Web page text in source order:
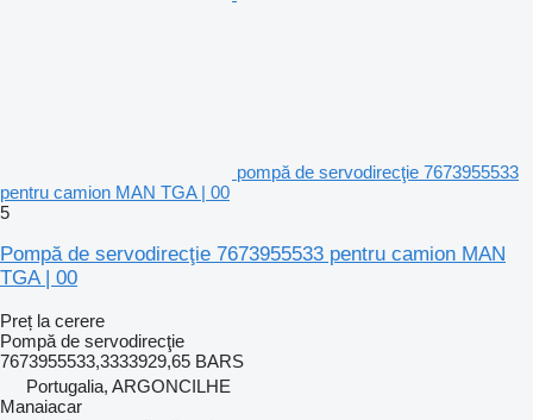
pompă de servodirecţie 7673955533
pentru camion MAN TGA | 00
5
Pompă de servodirecţie 7673955533 pentru camion MAN
TGA | 00
Preț la cerere
Pompă de servodirecţie
7673955533,3333929,65 BARS
Portugalia, ARGONCILHE
Manaiacar